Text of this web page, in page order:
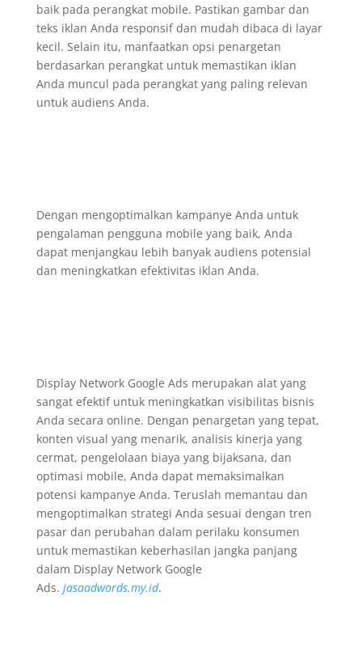
baik pada perangkat mobile. Pastikan gambar dan
teks iklan Anda responsif dan mudah dibaca di layar
kecil. Selain itu, manfaatkan opsi penargetan
berdasarkan perangkat untuk memastikan iklan
Anda muncul pada perangkat yang paling relevan
untuk audiens Anda.
Dengan mengoptimalkan kampanye Anda untuk
pengalaman pengguna mobile yang baik, Anda
dapat menjangkau lebih banyak audiens potensial
dan meningkatkan efektivitas iklan Anda.
Display Network Google Ads merupakan alat yang
sangat efektif untuk meningkatkan visibilitas bisnis
Anda secara online. Dengan penargetan yang tepat,
konten visual yang menarik, analisis kinerja yang
cermat, pengelolaan biaya yang bijaksana, dan
optimasi mobile, Anda dapat memaksimalkan
potensi kampanye Anda. Teruslah memantau dan
mengoptimalkan strategi Anda sesuai dengan tren
pasar dan perubahan dalam perilaku konsumen
untuk memastikan keberhasilan jangka panjang
dalam Display Network Google
Ads. jasaadwords.my.id.